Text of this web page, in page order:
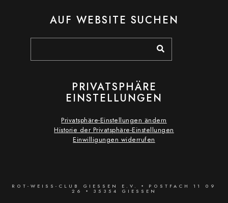
AUF WEBSITE SUCHEN
PRIVATSPHÄRE
EINSTELLUNGEN
Privatsphäre-Einstellungen ändern
Historie der Privatsphäre-Einstellungen
Einwilligungen widerrufen
ROT-WEISS-CLUB GIESSEN E.V. • POSTFACH 11 09 26
• 35354 GIESSEN